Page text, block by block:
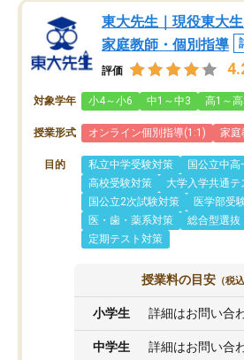
東大先生｜現役東大
家庭教師・個別指導
評価
対象学年 小4～小6 中1～中3 高1～
授業形式 オンライン個別指導(1:1) 家庭
目的 私立中学受験対策
国公立中高
高校受験対策
大学入学共通テ
国公立2次試験対策
医学部受
医・歯・薬系対策
総合型選抜
定期テスト対策
授業料の目安 （税込
小学生 詳細はお問い合
中学生 詳細はお問い合